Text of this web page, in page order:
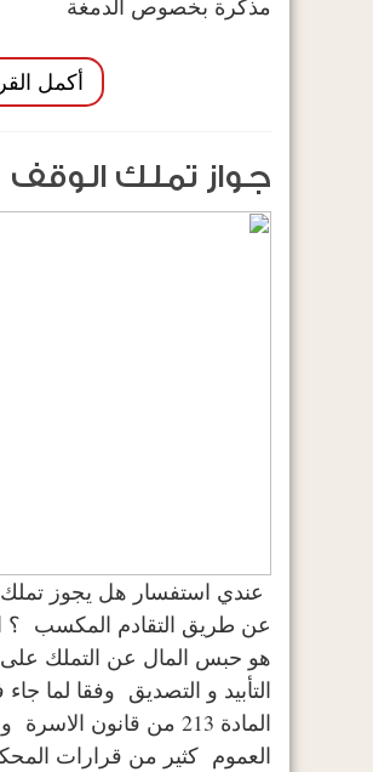
مذكرة بخصوص الدمغة
أكمل
جواز تملك الوقف
عندي استفسار هل يجوز
عن طريق التقادم المكسب ؟
هو حبس المال عن التملك
التأبيد و التصديق وفقا لما
المادة 213 من قانون
العموم كثير من قرارات